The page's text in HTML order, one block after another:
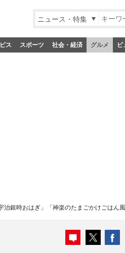
ニュース・特集
ス スポーツ 社会・経済 グルメ ビ
治銀時おはぎ」「神楽のたまごかけごはん